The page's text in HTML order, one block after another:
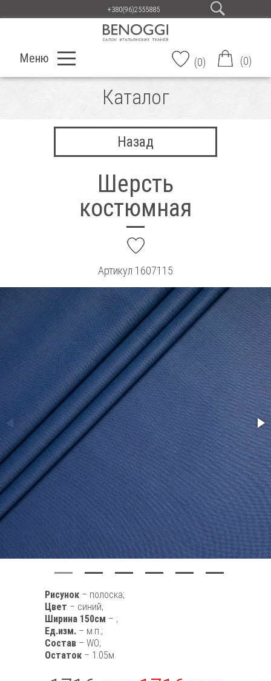
+380(96)2555885
Меню (0) (0)
Каталог
Назад
Шерсть
костюмная
Артикул 1607115
Рисунок – полоска;
Цвет – синий;
Ширина 150см – ;
Ед.изм. – м.п.;
Состав – WO;
Остаток – 1.05м